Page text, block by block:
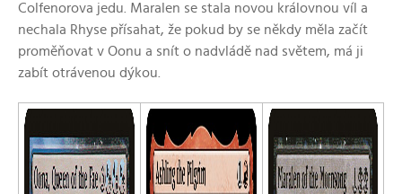
Colfenorova jedu. Maralen se stala novou královnou víl a
nechala Rhyse přísahat, že pokud by se někdy měla začít
proměňovat v Oonu a snít o nadvládě nad světem, má ji
zabít otrávenou dýkou.